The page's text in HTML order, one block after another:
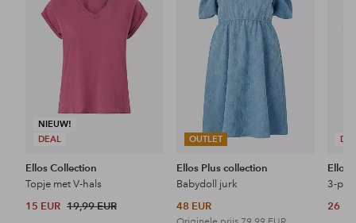
NIEUW!
DEAL
Ellos Collection
Topje met V-hals
15 EUR 19,99 EUR
OUTLET
Ellos Plus collection
Babydoll jurk
48 EUR
Ellos
3-pak
26